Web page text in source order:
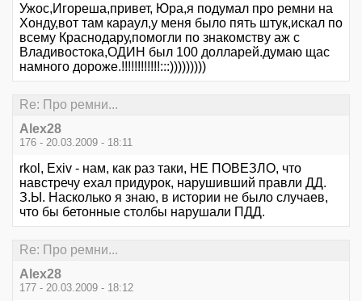
Ужос,Игореша,привет, Юра,я подумал про ремни на
Хонду,вот там караул,у меня было пять штук,искал по
всему Краснодару,помогли по знакомству аж с
Владивостока,ОДИН был 100 долларей.думаю щас
намного дороже.!!!!!!!!!!!!:::)))))))))
Re: Про ремни...
Alex28
176 - 20.03.2009 - 18:11
rkol, Exiv - нам, как раз таки, НЕ ПОВЕЗЛО, что
навстречу ехал придурок, нарушивший правли ДД.
З.Ы. Насколько я знаю, в истории не было случаев,
что бы бетонные столбы нарушали ПДД.
Re: Про ремни...
Alex28
177 - 20.03.2009 - 18:12